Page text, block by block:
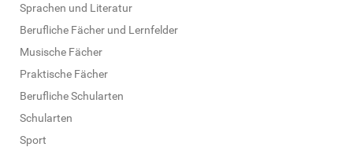
Sprachen und Literatur
Berufliche Fächer und Lernfelder
Musische Fächer
Praktische Fächer
Berufliche Schularten
Schularten
Sport